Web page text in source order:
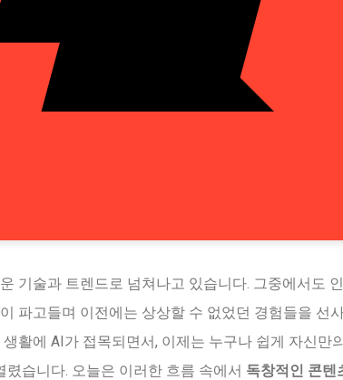
기술과 트렌드로 넘쳐나고 있습니다. 그중에서도
파고들며 이전에는 상상할 수 없었던 경험들을 선
활에 AI가 접목되면서, 이제는 누구나 쉽게 자신만
습니다. 오늘은 이러한 흐름 속에서 독창적인 콘텐